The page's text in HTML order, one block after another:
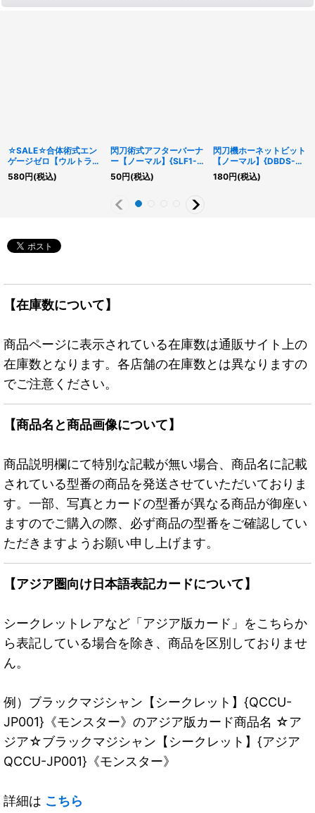
☆SALE☆合体術式エン
ゲージゼロ【ウルトラ】
{YOS1-JP003}《リン
ク》
580円(税込)
閃刀術式アフターバーナ
ー【ノーマル】{SLF1-
JP044}《魔法》
50円(税込)
閃刀機ホーネットビット
【ノーマル】{DBDS-
JP033}《魔法》
180円(税込)
【在庫数について】
商品ページに表示されている在庫数は通販サイト上の
在庫数となります。各店舗の在庫数とは異なりますの
でご注意ください。
【商品名と商品画像について】
商品説明欄にて特別な記載が無い場合、商品名に記載
されている型番の商品を発送させていただいておりま
す。一部、写真とカードの型番が異なる商品が御座い
ますのでご購入の際、必ず商品の型番をご確認してい
ただきますようお願い申し上げます。
【アジア圏向け日本語表記カードについて】
シークレットレアなど「アジア版カード」をこちらか
ら表記している場合を除き、商品を区別しておりませ
ん。
例）ブラックマジシャン【シークレット】{QCCU-
JP001}《モンスター》のアジア版カード商品名 ☆ア
ジア☆ブラックマジシャン【シークレット】{アジア
QCCU-JP001}《モンスター》
詳細は こちら